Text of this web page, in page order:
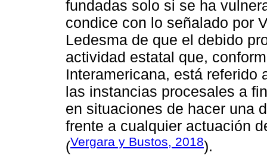
fundadas solo si se ha
condice con lo señalado por
Ledesma de que el debido
actividad estatal que,
Interamericana, está referido
las instancias procesales a
en situaciones de hacer una
frente a cualquier actuación
(Vergara y Bustos, 2018).